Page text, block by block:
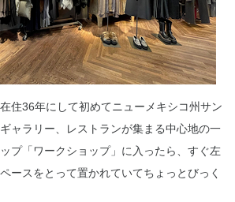
住36年にして初めてニューメキシコ州サン
ャラリー、レストランが集まる中心地の一
プ「ワークショップ」に入ったら、すぐ左
ースをとって置かれていてちょっとびっく